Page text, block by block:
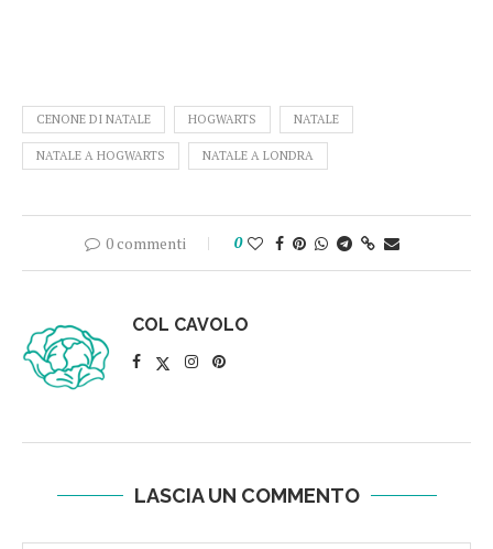
CENONE DI NATALE HOGWARTS NATALE
NATALE A HOGWARTS NATALE A LONDRA
0 commenti 0
COL CAVOLO
LASCIA UN COMMENTO